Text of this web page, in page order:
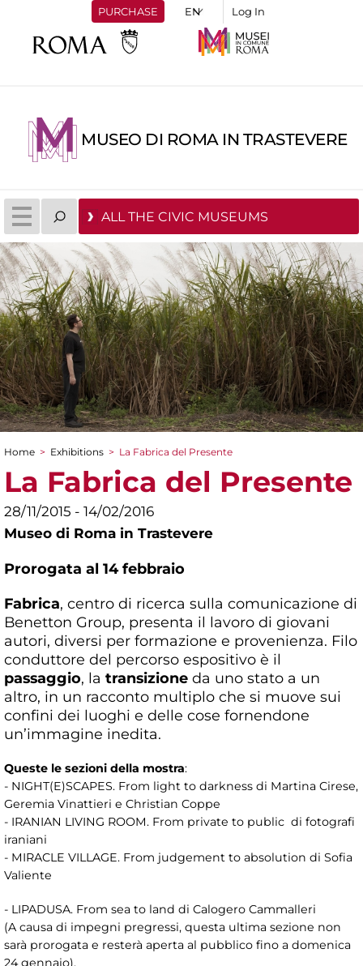
PURCHASE Log In
MUSEO DI ROMA IN TRASTEVERE
ALL THE CIVIC MUSEUMS
You are here
Home > Exhibitions > La Fabrica del Presente
La Fabrica del Presente
28/11/2015 - 14/02/2016
Museo di Roma in Trastevere
Prorogata al 14 febbraio
Fabrica, centro di ricerca sulla comunicazione di
Benetton Group, presenta il lavoro di giovani
autori, diversi per formazione e provenienza. Filo
conduttore del percorso espositivo è il
passaggio, la transizione da uno stato a un
altro, in un racconto multiplo che si muove sui
confini dei luoghi e delle cose fornendone
un’immagine inedita.
Queste le sezioni della mostra:
- NIGHT(E)SCAPES. From light to darkness di Martina Cirese,
Geremia Vinattieri e Christian Coppe
- IRANIAN LIVING ROOM. From private to public di fotografi
iraniani
- MIRACLE VILLAGE. From judgement to absolution di Sofia
Valiente
- LIPADUSA. From sea to land di Calogero Cammalleri
(A causa di impegni pregressi, questa ultima sezione non
sarà prorogata e resterà aperta al pubblico fino a domenica
24 gennaio).